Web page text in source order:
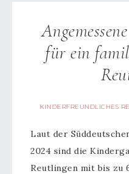
für ein
KINDERFREUNDLICHES
Laut der
2024 sind die
Reutlingen mit bis zu